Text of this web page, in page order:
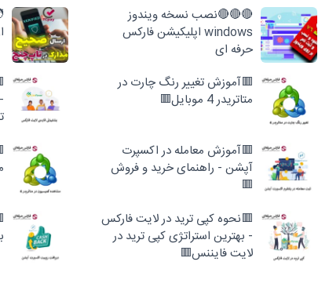
🔴🔴🔴نصب نسخه ویندوز
windows اپلیکیشن فارکس
حرفه ای
🟥آموزش تغییر رنگ چارت در
متاتریدر 4 موبایل🟥
🟥آموزش معامله در اکسپرت
آپشن - راهنمای خرید و فروش
🟥
🟥نحوه کپی ترید در لایت فارکس
- بهترین استراتژی کپی ترید در
لایت فایننس🟥